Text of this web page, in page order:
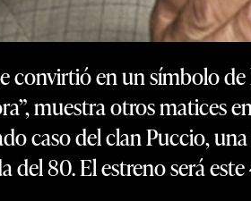
convirtió en un símbolo
muestra otros matices
caso del clan Puccio,
del 80. El estreno será